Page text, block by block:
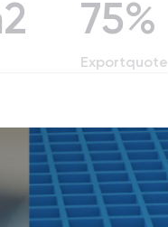
7
8
9
5
6
7
8
%
Exportquote